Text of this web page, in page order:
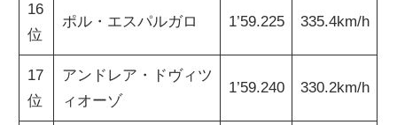
16
位
ポル・エスパルガロ 1’59.225 335.4km/h
17
位
アンドレア・ドヴィツ
ィオーゾ
1’59.240 330.2km/h